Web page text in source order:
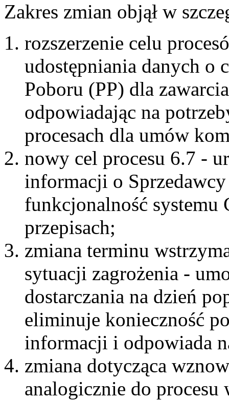
Zakres zmian objął w
rozszerzenie celu
udostępniania danych o
Poboru (PP) dla
odpowiadając na
procesach dla umów
nowy cel procesu 6.7 -
informacji o
funkcjonalność
przepisach;
zmiana terminu
sytuacji zagrożenia -
dostarczania na dzień
eliminuje konieczność
informacji i odpowiada
zmiana dotycząca
analogicznie do